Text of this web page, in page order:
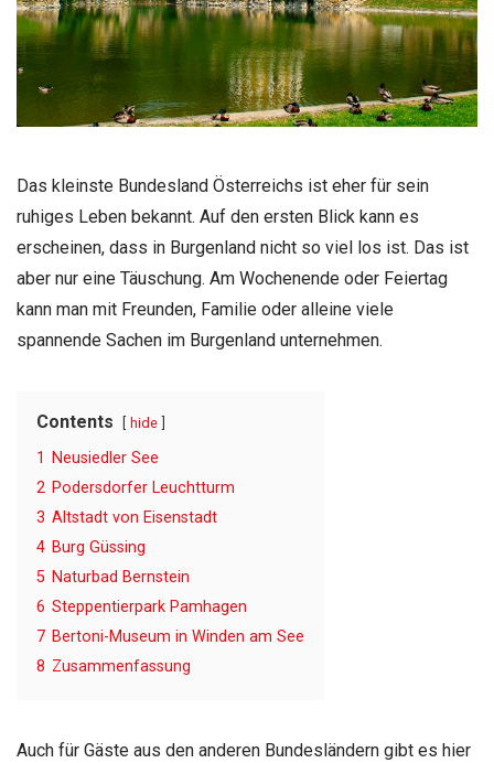
Das kleinste Bundesland Österreichs ist eher für sein
ruhiges Leben bekannt. Auf den ersten Blick kann es
erscheinen, dass in Burgenland nicht so viel los ist. Das ist
aber nur eine Täuschung. Am Wochenende oder Feiertag
kann man mit Freunden, Familie oder alleine viele
spannende Sachen im Burgenland unternehmen.
Contents hide
1
Neusiedler See
2 Podersdorfer Leuchtturm
3 Altstadt von Eisenstadt
4 Burg Güssing
5 Naturbad Bernstein
6 Steppentierpark Pamhagen
7 Bertoni-Museum in Winden am See
8 Zusammenfassung
Auch für Gäste aus den anderen Bundesländern gibt es hier